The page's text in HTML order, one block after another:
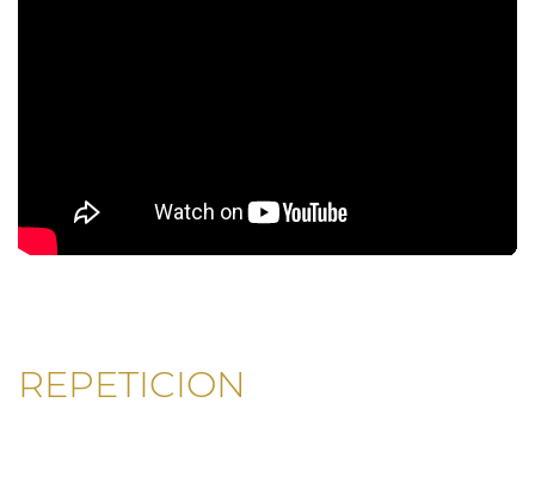
REPETICION